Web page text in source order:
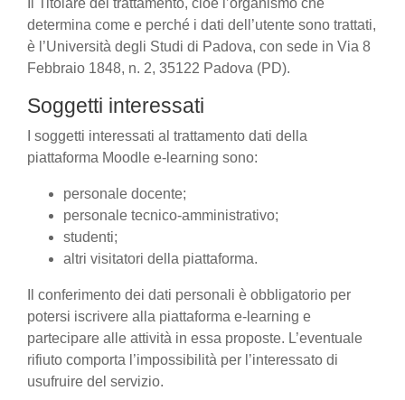
Il Titolare del trattamento, cioè l’organismo che
determina come e perché i dati dell’utente sono trattati,
è l’Università degli Studi di Padova, con sede in Via 8
Febbraio 1848, n. 2, 35122 Padova (PD).
Soggetti interessati
I soggetti interessati al trattamento dati della
piattaforma Moodle e-learning sono:
personale docente;
personale tecnico-amministrativo;
studenti;
altri visitatori della piattaforma.
Il conferimento dei dati personali è obbligatorio per
potersi iscrivere alla piattaforma e-learning e
partecipare alle attività in essa proposte. L’eventuale
rifiuto comporta l’impossibilità per l’interessato di
usufruire del servizio.